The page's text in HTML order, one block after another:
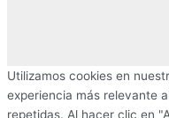
Utilizamos cookies en
experiencia más relevante
repetidas. Al hacer clic en